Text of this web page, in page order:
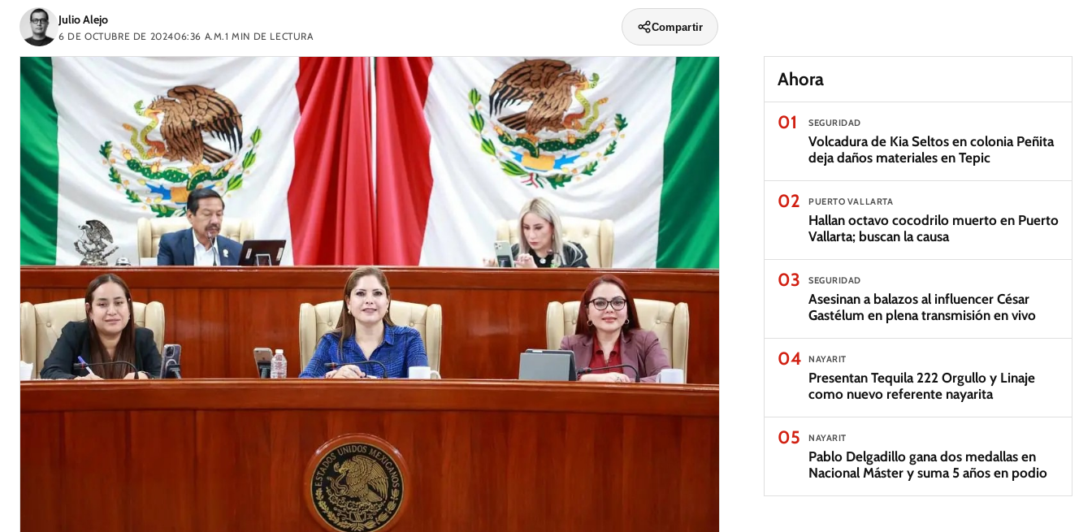
Julio Alejo
6 DE OCTUBRE DE 202406:36 A.M.1 MIN DE LECTURA
Compartir
Ahora
01
SEGURIDAD
Volcadura de Kia Seltos en colonia Peñita
deja daños materiales en Tepic
02 PUERTO VALLARTA
Hallan octavo cocodrilo muerto en Puerto
Vallarta; buscan la causa
03 SEGURIDAD
Asesinan a balazos al influencer César
Gastélum en plena transmisión en vivo
04 NAYARIT
Presentan Tequila 222 Orgullo y Linaje
como nuevo referente nayarita
05 NAYARIT
Pablo Delgadillo gana dos medallas en
Nacional Máster y suma 5 años en podio